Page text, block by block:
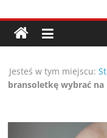
do
treści
Porady,
oraz
Jesteś w tym miejscu:
bransoletkę wybrać na